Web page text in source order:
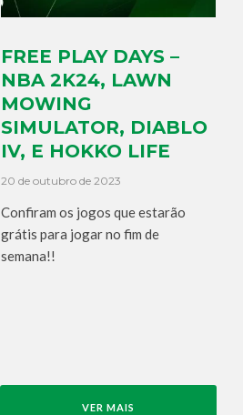
FREE PLAY DAYS –
NBA 2K24, LAWN
MOWING
SIMULATOR, DIABLO
IV, E HOKKO LIFE
20 de outubro de 2023
Confiram os jogos que estarão
grátis para jogar no fim de
semana!!
VER MAIS